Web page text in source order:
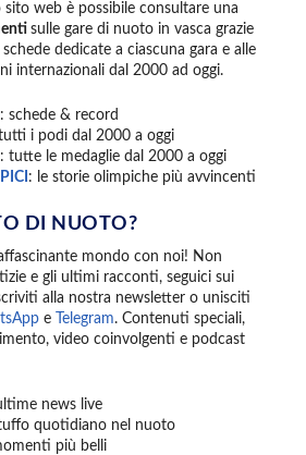
sito web è possibile consultare una
sulle gare di nuoto in vasca grazie
dedicate a ciascuna gara e alle
internazionali dal 2000 ad oggi.
: schede & record
i podi dal 2000 a oggi
: tutte le medaglie dal 2000 a oggi
: le storie olimpiche più avvincenti
DI NUOTO?
mondo con noi! Non
e gli ultimi racconti, seguici sui
alla nostra newsletter o unisciti
e Telegram. Contenuti speciali,
video coinvolgenti e podcast
news live
quotidiano nel nuoto
più belli